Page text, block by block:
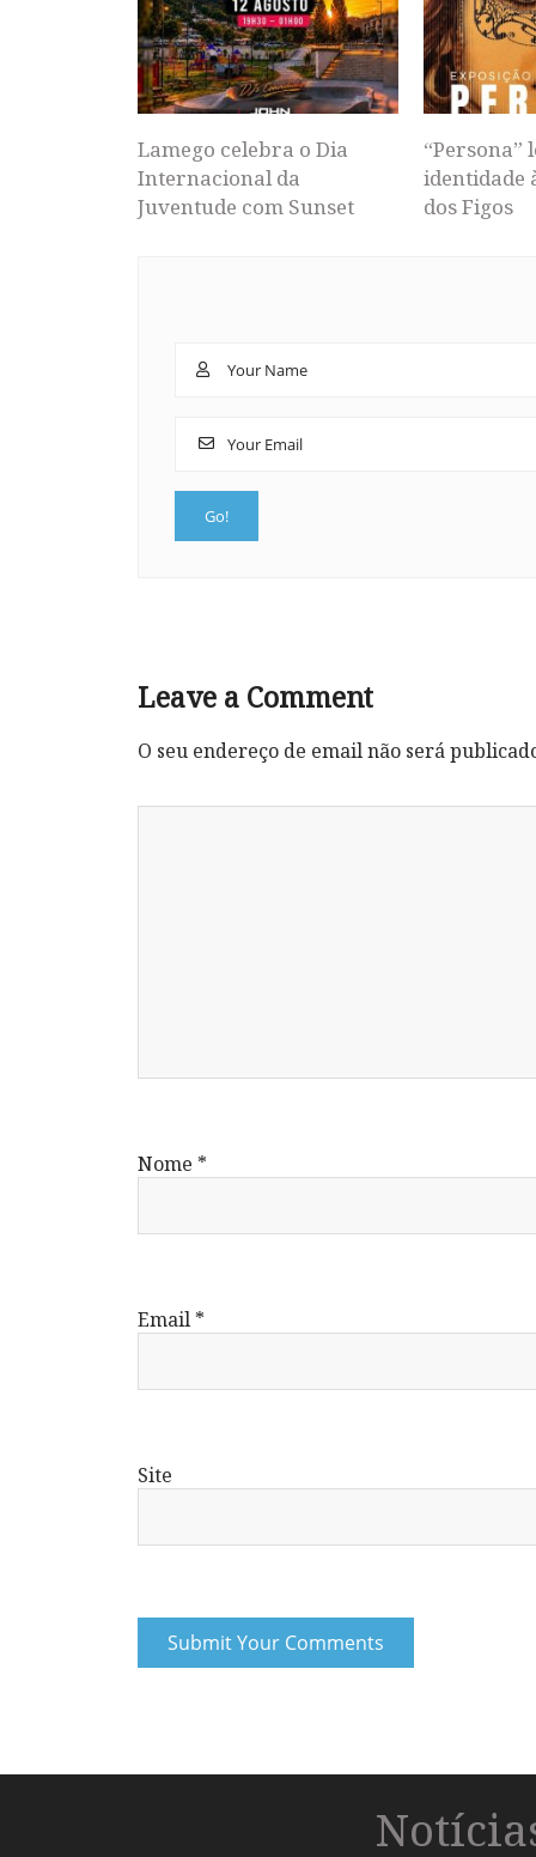
Lamego celebra o Dia
Internacional da
Juventude com Sunset
“Persona”
identidade
dos Figos
Leave a Comment
O seu endereço de email não será
Nome *
Email *
Site